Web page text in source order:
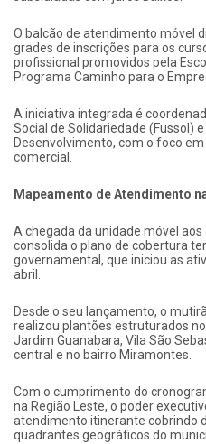
O balcão de atendimento móvel
grades de inscrições para os
profissional promovidos pela
Programa Caminho para o
A iniciativa integrada é
Social de Solidariedade (Fussol)
Desenvolvimento, com o foco
comercial.
Mapeamento de Atendimento
A chegada da unidade móvel
consolida o plano de cobertura
governamental, que iniciou as
abril.
Desde o seu lançamento, o
realizou plantões estruturados
Jardim Guanabara, Vila São
central e no bairro Miramontes.
Com o cumprimento do
na Região Leste, o poder
atendimento itinerante cobrindo
quadrantes geográficos do